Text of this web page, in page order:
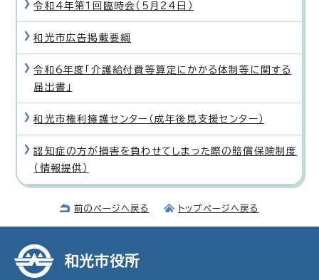
令和4年第1回臨時会（5月24日）
和光市広告掲載要綱
令和6年度「介護給付費等算定にかかる体制等に関する
届出書」
和光市権利擁護センター（成年後見支援センター）
認知症の方が損害を負わせてしまった際の賠償保険制度
（情報提供）
前のページへ戻る トップページへ戻る
和光市役所